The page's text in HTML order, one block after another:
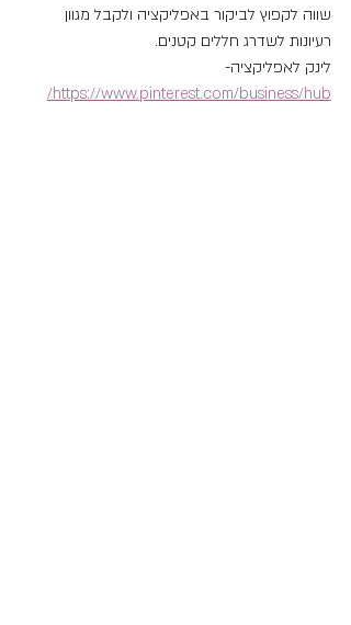
שווה לקפוץ לביקור באפליקציה ולקבל מגוון
רעיונות לשדרג חללים קטנים.
לינק לאפליקציה-
https://www.pinterest.com/business/hub/